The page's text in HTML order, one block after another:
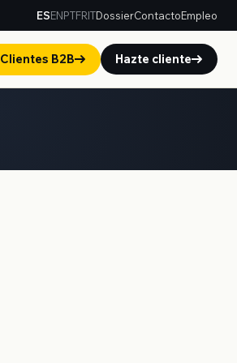
ESENPTFRITDossierContactoEmpleo
Clientes B2B Hazte cliente